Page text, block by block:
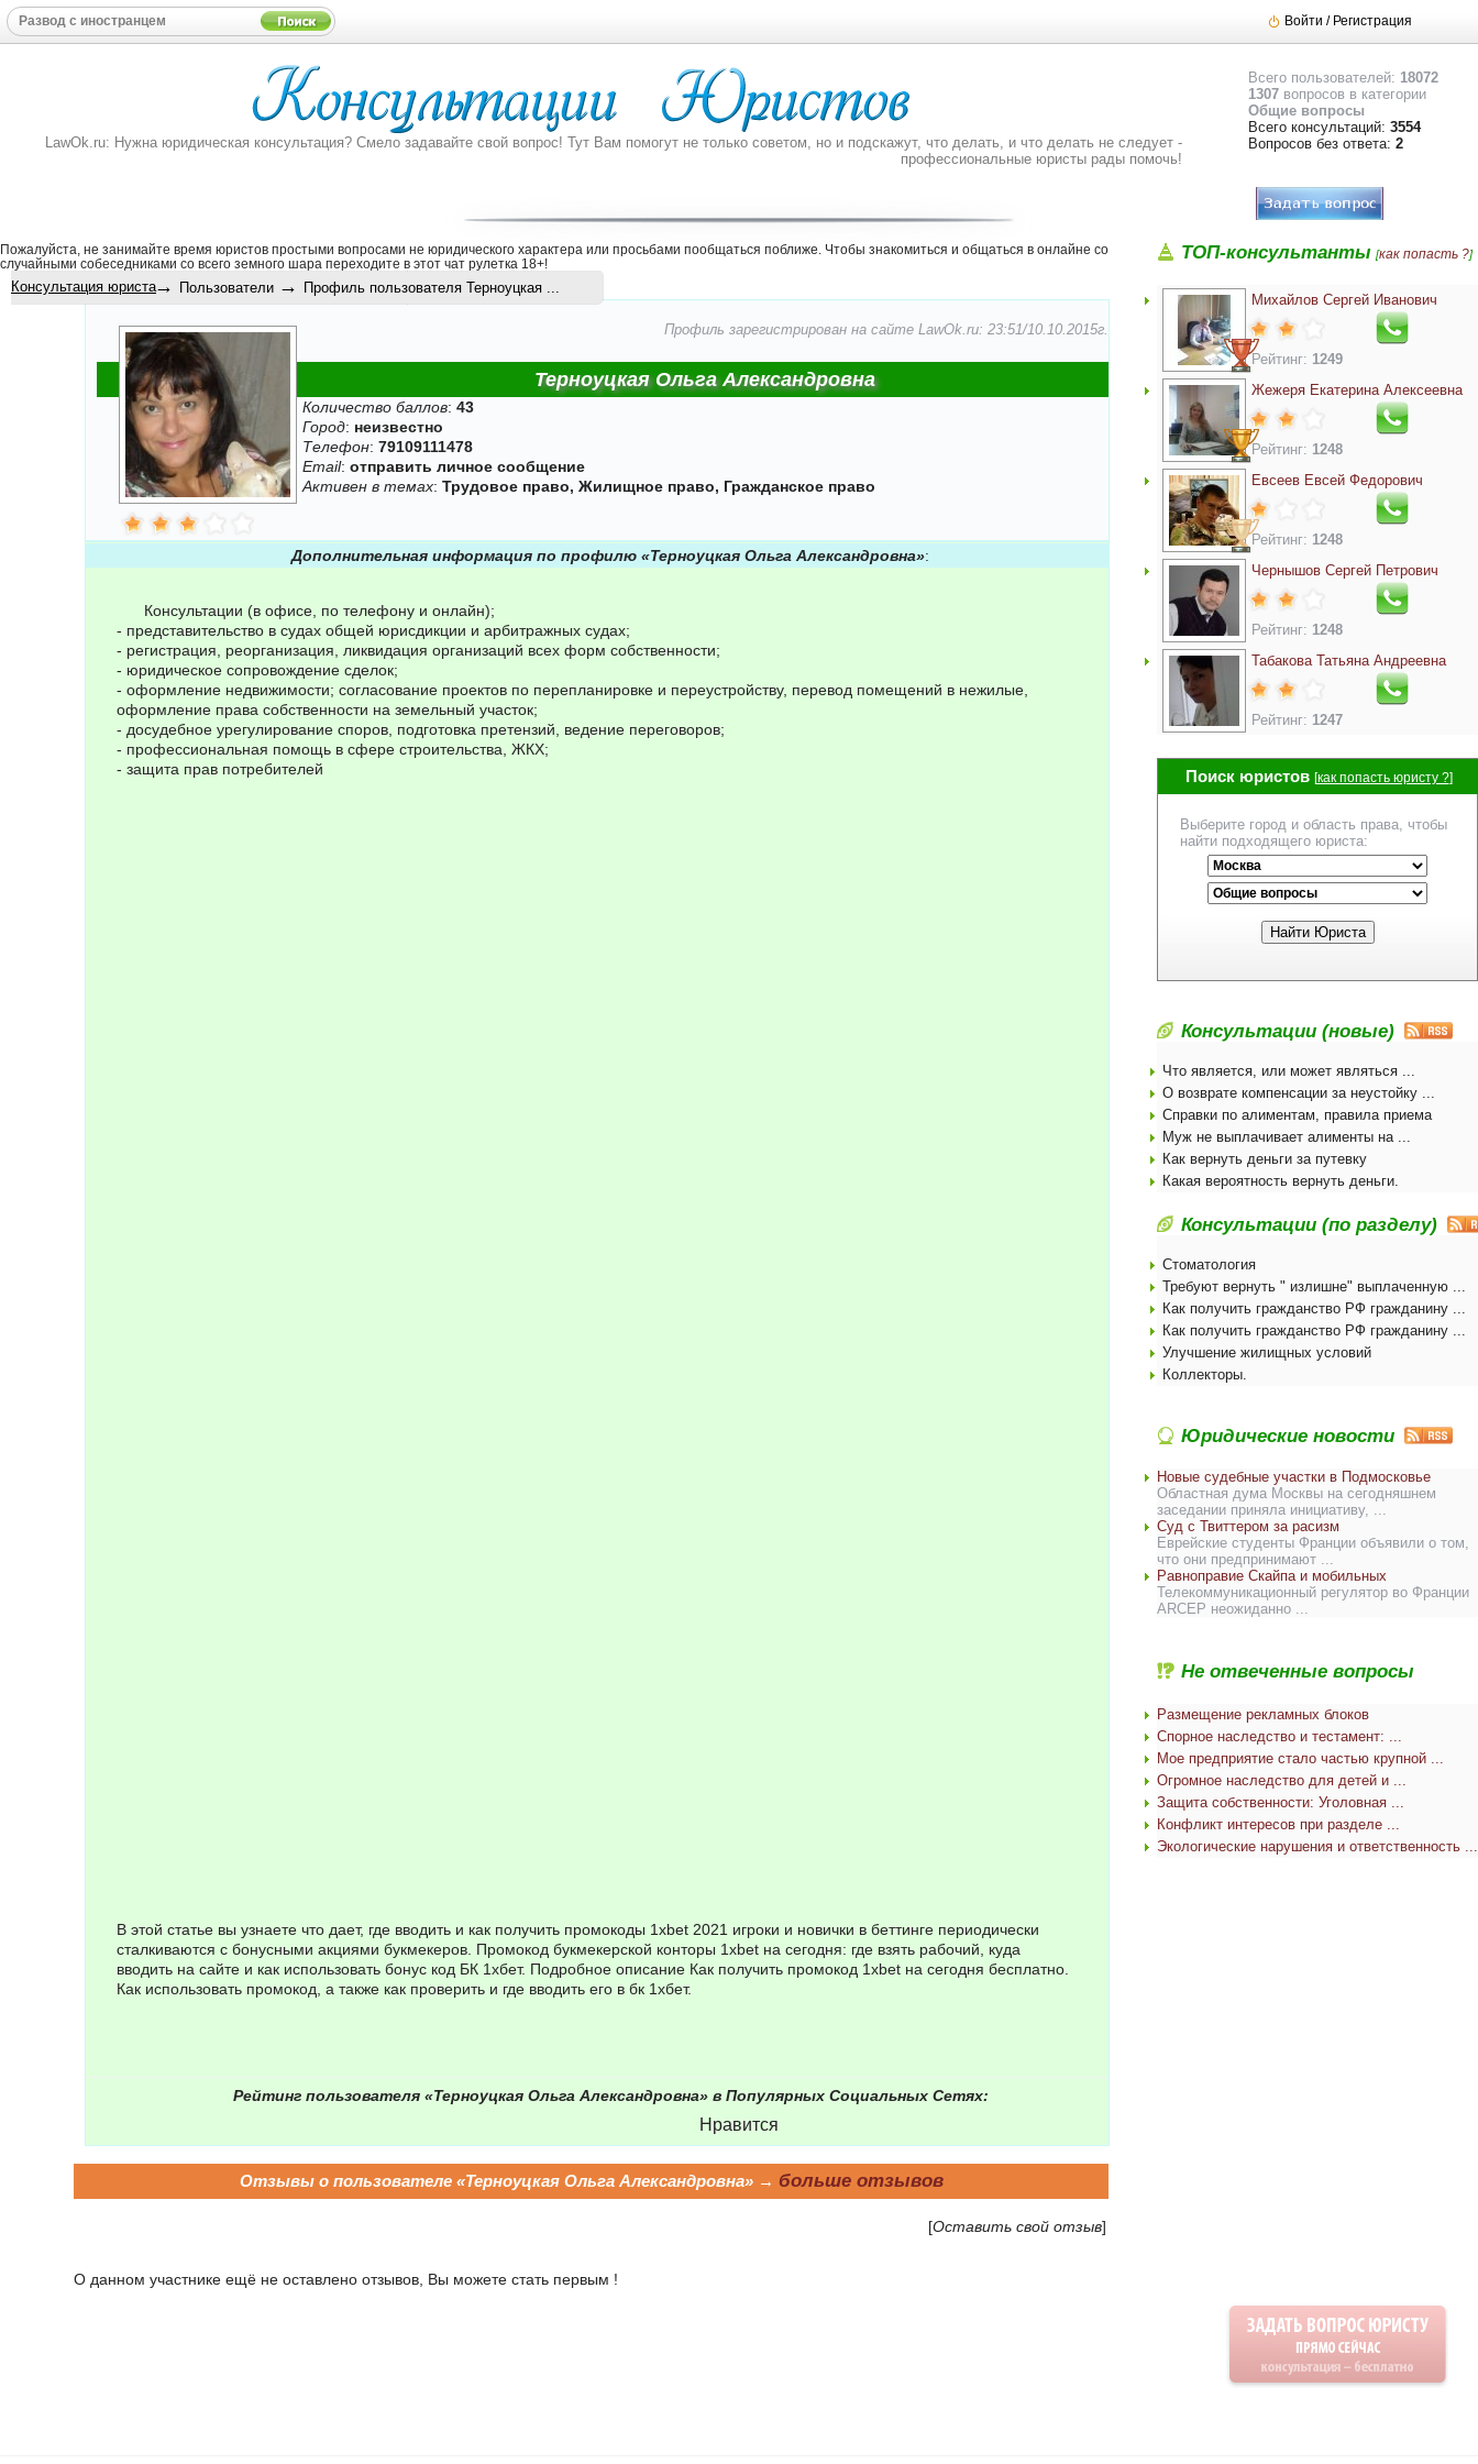
Всего пользователей: 18072
1307 вопросов в категории
Общие вопросы
Всего консультаций:3554
Вопросов без ответа:2
LawOk.ru: Нужна юридическая консультация? Смело задавайте свой вопрос! Тут Вам помогут не только советом, но и подскажут, что делать, и что делать не следует -
профессиональные юристы рады помочь!
ТОП-консультанты [как попасть ?]
Михайлов Сергей Иванович
Рейтинг: 1249
Жежеря Екатерина Алексеевна
Рейтинг: 1248
Евсеев Евсей Федорович
Рейтинг: 1248
Чернышов Сергей Петрович
Рейтинг: 1248
Табакова Татьяна Андреевна
Рейтинг: 1247
Поиск юристов [как попасть юристу ?]
Выберите город и область права, чтобы
найти подходящего юриста:
Консультации (новые)
Что является, или может являться ...
О возврате компенсации за неустойку ...
Справки по алиментам, правила приема
Муж не выплачивает алименты на ...
Как вернуть деньги за путевку
Какая вероятность вернуть деньги.
Консультации (по разделу)
Стоматология
Требуют вернуть " излишне" выплаченную ...
Как получить гражданство РФ гражданину ...
Как получить гражданство РФ гражданину ...
Улучшение жилищных условий
Коллекторы.
Юридические новости
Новые судебные участки в Подмосковье
Областная дума Москвы на сегодняшнем
заседании приняла инициативу, ...
Суд с Твиттером за расизм
Еврейские студенты Франции объявили о том,
что они предпринимают ...
Равноправие Скайпа и мобильных
Телекоммуникационный регулятор во Франции
ARCEP неожиданно ...
Не отвеченные вопросы
Размещение рекламных блоков
Спорное наследство и тестамент: ...
Мое предприятие стало частью крупной ...
Огромное наследство для детей и ...
Защита собственности: Уголовная ...
Конфликт интересов при разделе ...
Экологические нарушения и ответственность ...
Пожалуйста, не занимайте время юристов простыми вопросами не юридического характера или просьбами пообщаться поближе. Чтобы знакомиться и общаться в онлайне со
случайными собеседниками со всего земного шара переходите в этот чат рулетка 18+!
Консультация юриста→ Пользователи → Профиль пользователя Терноуцкая ...
Профиль зарегистрирован на сайте LawOk.ru: 23:51/10.10.2015г.
Терноуцкая Ольга Александровна
Количество баллов:43
Город: неизвестно
Телефон:79109111478
Email:отправить личное сообщение
Активен в темах:Трудовое право,Жилищное право, Гражданское право
Дополнительная информация по профилю «Терноуцкая Ольга Александровна»:
Консультации (в офисе, по телефону и онлайн);
- представительство в судах общей юрисдикции и арбитражных судах;
- регистрация, реорганизация, ликвидация организаций всех форм собственности;
- юридическое сопровождение сделок;
- оформление недвижимости; согласование проектов по перепланировке и переустройству, перевод помещений в нежилые,
оформление права собственности на земельный участок;
- досудебное урегулирование споров, подготовка претензий, ведение переговоров;
- профессиональная помощь в сфере строительства, ЖКХ;
- защита прав потребителей
В этой статье вы узнаете что дает, где вводить и как получить промокоды 1xbet 2021 игроки и новички в беттинге периодически
сталкиваются с бонусными акциями букмекеров. Промокод букмекерской конторы 1xbet на сегодня: где взять рабочий, куда
вводить на сайте и как использовать бонус код БК 1хбет. Подробное описание Как получить промокод 1xbet на сегодня бесплатно.
Как использовать промокод, а также как проверить и где вводить его в бк 1хбет.
Рейтинг пользователя «Терноуцкая Ольга Александровна» в Популярных Социальных Сетях:
Нравится
Отзывы о пользователе «Терноуцкая Ольга Александровна» → больше отзывов
[Оставить свой отзыв]
О данном участнике ещё не оставлено отзывов, Вы можете стать первым !
Войти / Регистрация